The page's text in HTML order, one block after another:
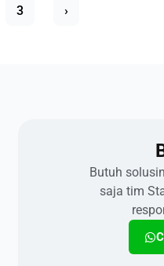
3 ›
Butuh
saja tim